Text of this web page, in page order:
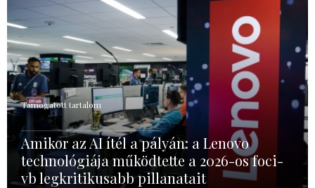
Támogatott tartalom
Amikor az AI ítél a pályán: a Lenovo
technológiája működtette a 2026-os foci-
vb legkritikusabb pillanatait